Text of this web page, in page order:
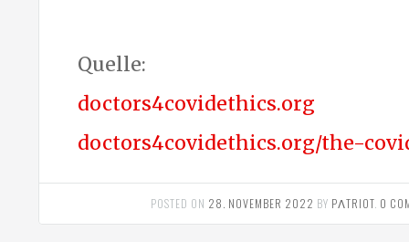
Quelle:
doctors4covidethics.org
doctors4covidethics.org/the-
POSTED ON 28. NOVEMBER 2022 BY PΛTRIOT. 0